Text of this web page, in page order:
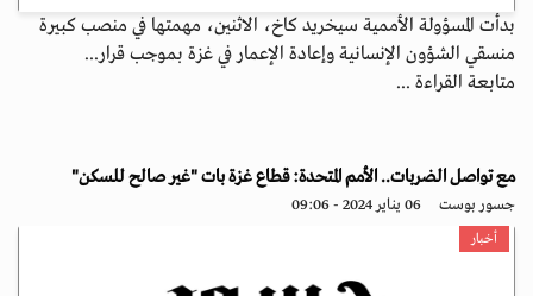
بدأت المسؤولة الأممية سيخريد كاخ، الاثنين، مهمتها في منصب كبيرة
منسقي الشؤون الإنسانية وإعادة الإعمار في غزة بموجب قرار...
متابعة القراءة ...
مع تواصل الضربات.. الأمم المتحدة: قطاع غزة بات "غير صالح للسكن"
جسور بوست 06 يناير 2024 - 09:06
أخبار